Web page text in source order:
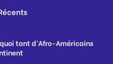
tant d’Afro-Américains